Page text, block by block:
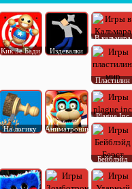
Кик Зе Бади
Издевалки
В кальмара
Пластилин
На логику
Аниматроник
Plague Inc
Бейблэйд